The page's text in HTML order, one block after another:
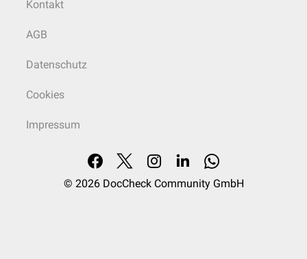
Kontakt
AGB
Datenschutz
Cookies
Impressum
© 2026 DocCheck Community GmbH